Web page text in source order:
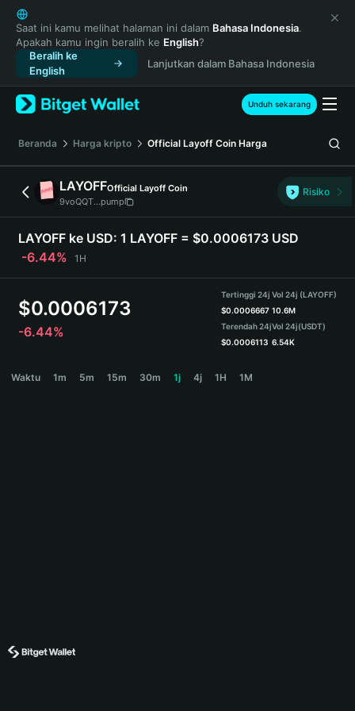
English
日本語
Tiếng Việt
Русский
Español (Latinoamérica)
Türkçe
Français
Deutsch
简体中文
繁體中文
Português (Portugal)
Bahasa Indonesia
ภาษาไทย
हिन्दी
Español
Português (Brasil)
Saat ini kamu melihat halaman ini dalam Bahasa Indonesia.
Apakah kamu ingin beralih ke English?
Beralih ke
English
Lanjutkan dalam Bahasa Indonesia
Unduh sekarang
Beranda Harga kripto Official Layoff Coin Harga
LAYOFFOfficial Layoff Coin
9voQQT...pump
Risiko
LAYOFF ke USD: 1 LAYOFF = $0.0006173 USD
-6.44%
1H
$0.0006173
-6.44%
Tertinggi 24j
$0.0006667
Terendah 24j
$0.0006113
Vol 24j (LAYOFF)
10.6M
Vol 24j(USDT)
6.54K
Waktu 1m 5m 15m 30m 1j 4j 1H 1M